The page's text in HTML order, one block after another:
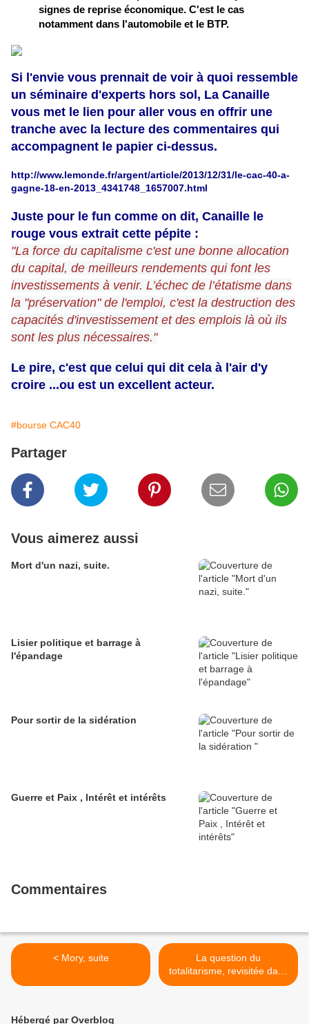
signes de reprise économique. C'est le cas
notamment dans l'automobile et le BTP.
Si l'envie vous prennait de voir à quoi ressemble
un séminaire d'experts hors sol, La Canaille
vous met le lien pour aller vous en offrir une
tranche avec la lecture des commentaires qui
accompagnent le papier ci-dessus.
http://www.lemonde.fr/argent/article/2013/12/31/le-cac-40-a-
gagne-18-en-2013_4341748_1657007.html
Juste pour le fun comme on dit, Canaille le
rouge vous extrait cette pépite :
"La force du capitalisme c'est une bonne allocation
du capital, de meilleurs rendements qui font les
investissements à venir. L’échec de l’étatisme dans
la "préservation" de l'emploi, c'est la destruction des
capacités d'investissement et des emplois là où ils
sont les plus nécessaires."
Le pire, c'est que celui qui dit cela à l'air d'y
croire ...ou est un excellent acteur.
#bourse CAC40
Partager
Vous aimerez aussi
Mort d'un nazi, suite.
Lisier politique et barrage à
l'épandage
Pour sortir de la sidération
Guerre et Paix , Intérêt et intérêts
Commentaires
< Mory, suite
La question du
totalitarisme, revisitée dans
la période, ou la
Hébergé par Overblog